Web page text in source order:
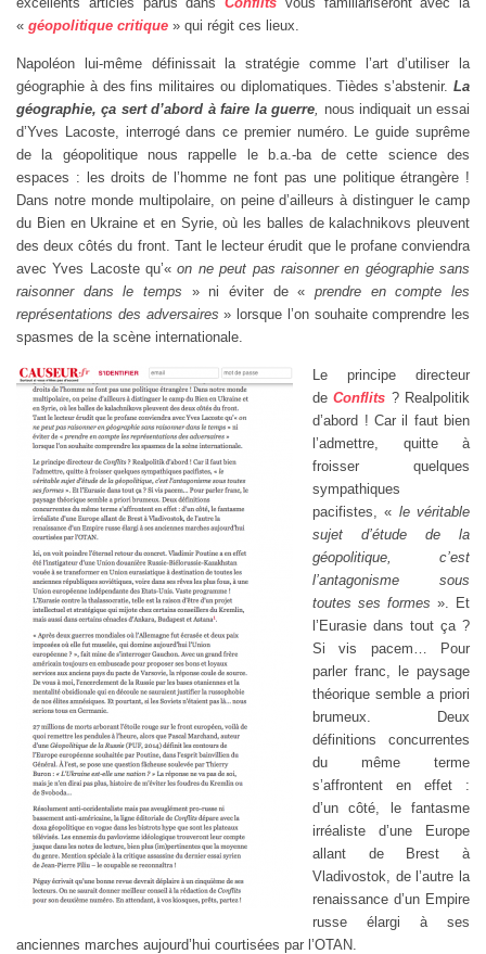
« géopolitique critique » qui régit ces lieux.
Napoléon lui-même définissait la stratégie comme l’art d’utiliser la
géographie à des fins militaires ou diplomatiques. Tièdes s’abstenir. La
géographie, ça sert d’abord à faire la guerre
nous indiquait un essai
d’Yves Lacoste, interrogé dans ce premier numéro. Le guide suprême
de la géopolitique nous rappelle le b.a.-ba de cette science des
espaces : les droits de l’homme ne font pas une politique étrangère !
Dans notre monde multipolaire, on peine d’ailleurs à distinguer le camp
du Bien en Ukraine et en Syrie, où les balles de kalachnikovs pleuvent
des deux côtés du front. Tant le lecteur érudit que le profane conviendra
avec Yves Lacoste qu’«on ne peut pas raisonner en géographie sans
raisonner dans le temps » ni éviter de « prendre en compte les
représentations des adversaires» lorsque l’on souhaite comprendre les
spasmes de la scène internationale.
Le principe directeur
deConflits ? Realpolitik
d’abord ! Car il faut bien
l’admettre, quitte à
froisser quelques
sympathiques
pacifistes, « le véritable
sujet d’étude de la
géopolitique, c’est
l’antagonisme sous
toutes ses formes». Et
l’Eurasie dans tout ça ?
Si vis pacem… Pour
parler franc, le paysage
théorique semble a priori
brumeux. Deux
définitions concurrentes
du même terme
s’affrontent en effet :
d’un côté, le fantasme
irréaliste d’une Europe
allant de Brest à
Vladivostok, de l’autre la
renaissance d’un Empire
russe élargi à ses
anciennes marches aujourd’hui courtisées par l’OTAN.